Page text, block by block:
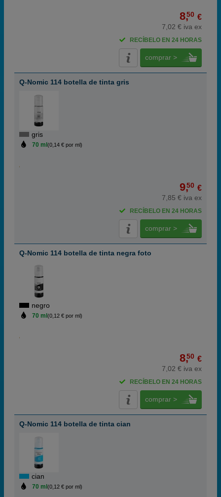
8,50 €
7,02 € iva ex
RECÍBELO EN 24 HORAS
comprar >
Q-Nomic 114 botella de tinta gris
gris
70 ml (0,14 € por ml)
9,50 €
7,85 € iva ex
RECÍBELO EN 24 HORAS
comprar >
Q-Nomic 114 botella de tinta negra foto
negro
70 ml (0,12 € por ml)
8,50 €
7,02 € iva ex
RECÍBELO EN 24 HORAS
comprar >
Q-Nomic 114 botella de tinta cian
cian
70 ml (0,12 € por ml)